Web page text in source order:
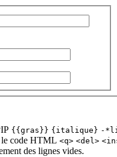
{{gras}} {italique} -
le code HTML <q> <del>
des lignes vides.